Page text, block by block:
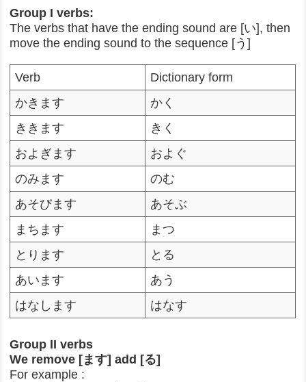
Group I verbs:
The verbs that have the ending sound are [い], then
move the ending sound to the sequence [う]
Verb
Dictionary form
かきます
かく
ききます
きく
およぎます
およぐ
のみます
のむ
あそびます
あそぶ
まちます
まつ
とります
とる
あいます
あう
はなします
はなす
Group II verbs
We remove [ます] add [る]
For example :